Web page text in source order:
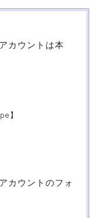
カウントは本
】
カウントのフォ